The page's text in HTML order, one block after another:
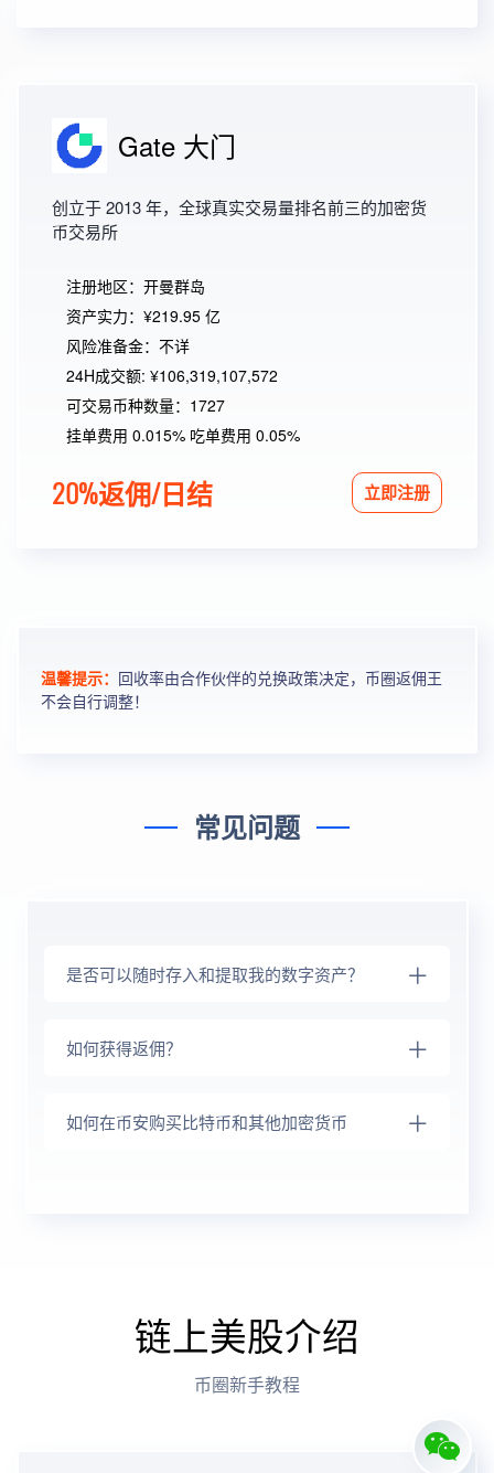
Gate 大门
创立于 2013 年，全球真实交易量排名前三的加密货
币交易所
注册地区：开曼群岛
资产实力：¥219.95 亿
风险准备金：不详
24H成交额: ¥106,319,107,572
可交易币种数量：1727
挂单费用 0.015% 吃单费用 0.05%
20%返佣/日结 立即注册
温馨提示： 回收率由合作伙伴的兑换政策决定，币圈返佣王
不会自行调整！
常见问题
是否可以随时存入和提取我的数字资产？
如何获得返佣？
如何在币安购买比特币和其他加密货币
链上美股介绍
币圈新手教程